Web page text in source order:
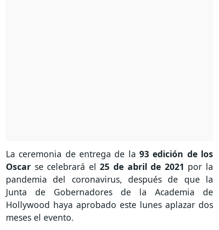
La ceremonia de entrega de la 93 edición de los
Oscar se celebrará el25 de abril de 2021 por la
pandemia del coronavirus, después de que la
Junta de Gobernadores de la Academia de
Hollywood haya aprobado este lunes aplazar dos
meses el evento.